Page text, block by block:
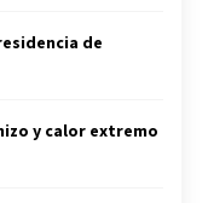
de
y calor extremo